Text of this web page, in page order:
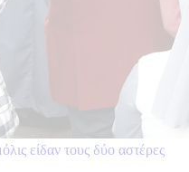
είδαν τους δύο αστέρες